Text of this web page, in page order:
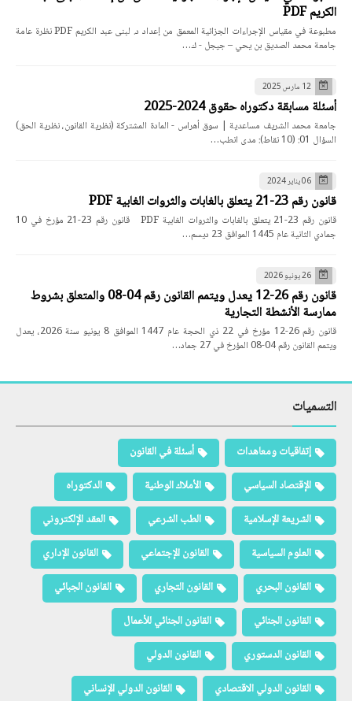
الكريم PDF
مطبوعة في مقياس الإجراءات الجزائية المعمق من إعداد د. لبنى عبد الكريم PDF نظرة عامة
جامعة محمد الصديق بن يحي – جيجل - ك…
12 مارس 2025
أسئلة مسابقة دكتوراه حقوق 2024-2025
جامعة محمد الشريف مساعدية | سوق أهراس - المادة المشتركة (نظرية القانون، نظرية الحق)
السؤال 01: (10 نقاط): مدى انطب…
06 يناير 2024
قانون رقم 23-21 يتعلق بالغابات والثروات الغابية PDF
قانون رقم 23-21 يتعلق بالغابات والثروات الغابية PDF قانون رقم 23-21 مؤرخ في 10
جمادي الثانية عام 1445 الموافق 23 ديسم…
26 يونيو 2026
قانون رقم 26-12 يعدل ويتمم القانون رقم 04-08 والمتعلق بشروط
ممارسة الأنشطة التجارية
قانون رقم 26-12 مؤرخ في 22 ذي الحجة عام 1447 الموافق 8 يونيو سنة 2026، يعدل
ويتمم القانون رقم 04-08 المؤرخ في 27 جماد…
التسميات
إتفاقيات ومعاهدات
أسئلة في القانون
الإقتصاد السياسي
الأملاك الوطنية
الدكتوراه
الشريعة الإسلامية
الطب الشرعي
العقد الإلكتروني
العلوم السياسية
القانون الإجتماعي
القانون الإداري
القانون البحري
القانون التجاري
القانون الجبائي
القانون الجنائي
القانون الجنائي للأعمال
القانون الدستوري
القانون الدولي
القانون الدولي الاقتصادي
القانون الدولي الإنساني